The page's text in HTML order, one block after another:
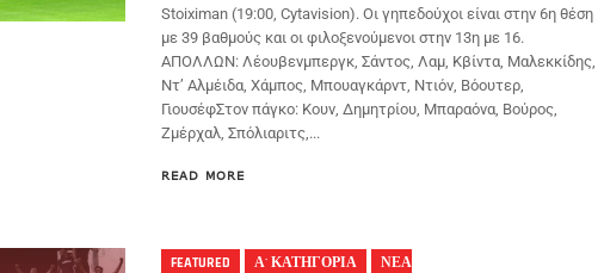
Stoiximan (19:00, Cytavision). Οι γηπεδούχοι είναι στην 6η θέση
με 39 βαθμούς και οι φιλοξενούμενοι στην 13η με 16.
ΑΠΟΛΛΩΝ: Λέουβενμπεργκ, Σάντος, Λαμ, Κβίντα, Μαλεκκίδης,
Ντ’ Αλμέιδα, Χάμπος, Μπουαγκάρντ, Ντιόν, Βόουτερ,
ΓιουσέφΣτον πάγκο: Κουν, Δημητρίου, Μπαραόνα, Βούρος,
Ζμέρχαλ, Σπόλιαριτς,...
READ MORE
FEATURED Α' ΚΑΤΗΓΟΡΙΑ
ΝΕΑ